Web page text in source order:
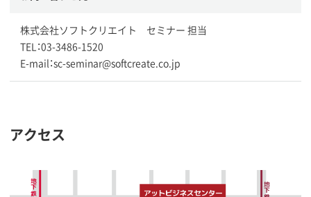
株式会社ソフトクリエイト セミナー 担当
TEL：03-3486-1520
E-mail：sc-seminar@softcreate.co.jp
アクセス